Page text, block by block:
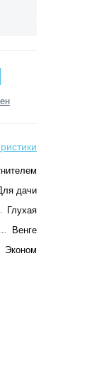
дачи
Глухая
Венге
Эконом